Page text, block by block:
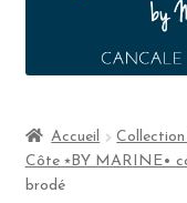
A propos
Accueil
Côte ⭑BY MARINE•
brodé